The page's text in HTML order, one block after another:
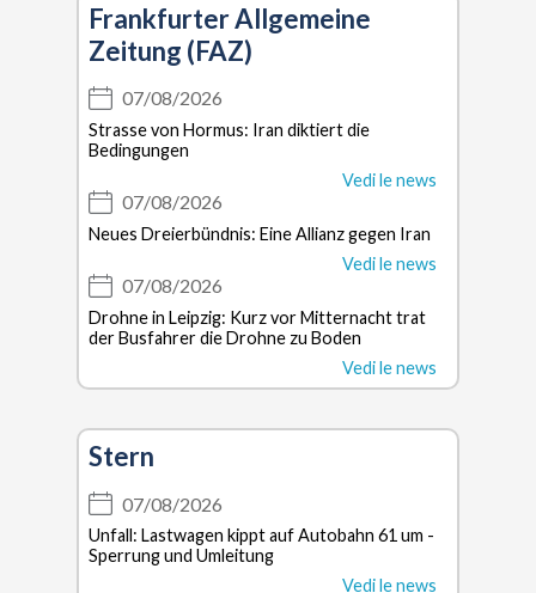
Frankfurter Allgemeine
Zeitung (FAZ)
07/08/2026
Strasse von Hormus: Iran diktiert die
Bedingungen
Vedi le news
07/08/2026
Neues Dreierbündnis: Eine Allianz gegen Iran
Vedi le news
07/08/2026
Drohne in Leipzig: Kurz vor Mitternacht trat
der Busfahrer die Drohne zu Boden
Vedi le news
Stern
07/08/2026
Unfall: Lastwagen kippt auf Autobahn 61 um -
Sperrung und Umleitung
Vedi le news